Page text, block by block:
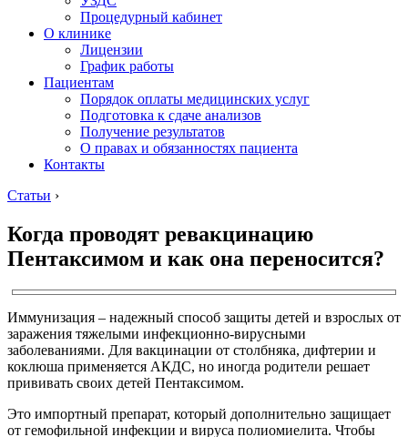
Процедурный кабинет
О клинике
Лицензии
График работы
Пациентам
Порядок оплаты медицинских услуг
Подготовка к сдаче анализов
Получение результатов
О правах и обязанностях пациента
Контакты
Статьи ›
Когда проводят ревакцинацию
Пентаксимом и как она переносится?
Иммунизация – надежный способ защиты детей и взрослых от
заражения тяжелыми инфекционно-вирусными
заболеваниями. Для вакцинации от столбняка, дифтерии и
коклюша применяется АКДС, но иногда родители решает
прививать своих детей Пентаксимом.
Это импортный препарат, который дополнительно защищает
от гемофильной инфекции и вируса полиомиелита. Чтобы